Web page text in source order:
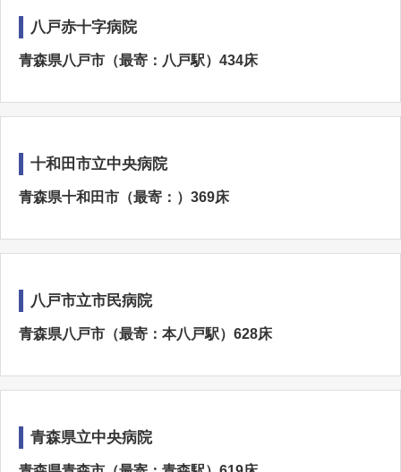
八戸赤十字病院
青森県八戸市（最寄：八戸駅）434床
十和田市立中央病院
青森県十和田市（最寄：）369床
八戸市立市民病院
青森県八戸市（最寄：本八戸駅）628床
青森県立中央病院